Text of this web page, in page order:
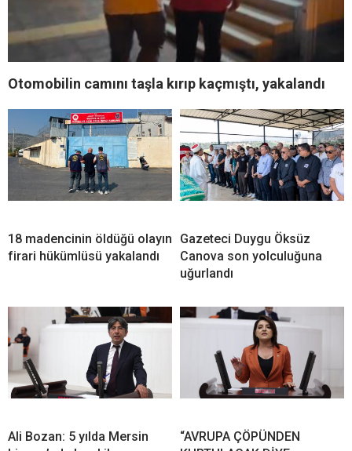
Otomobilin camını taşla kırıp kaçmıştı, yakalandı
18 madencinin öldüğü olayın
firari hükümlüsü yakalandı
Gazeteci Duygu Öksüz
Canova son yolculuğuna
uğurlandı
Ali Bozan: 5 yılda Mersin
“AVRUPA ÇÖPÜNDEN